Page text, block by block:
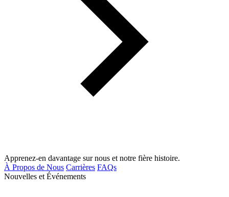
Apprenez-en davantage sur nous et notre fière histoire.
À Propos de Nous Carrières FAQs
Nouvelles et Événements